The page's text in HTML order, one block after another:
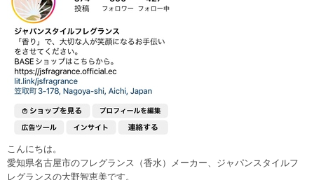
こんにちは。
愛知県名古屋市のフレグランス（香水）メーカー、ジャパンスタイルフ
レグランスの大野智恵美です。